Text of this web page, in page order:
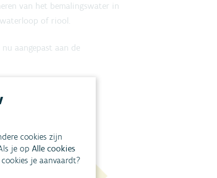
van het bemalingswater in
of riool.
aangepast aan de
cookies zijn
je op Alle cookies
je aanvaardt?